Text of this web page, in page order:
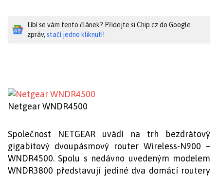
Líbí se vám tento článek? Přidejte si Chip.cz do Google
zpráv, stačí jedno kliknutí!
Netgear WNDR4500
Společnost NETGEAR uvádí na trh bezdrátový
gigabitový dvoupásmový router Wireless-N900 –
WNDR4500. Spolu s nedávno uvedeným modelem
WNDR3800 představují jediné dva domácí routery